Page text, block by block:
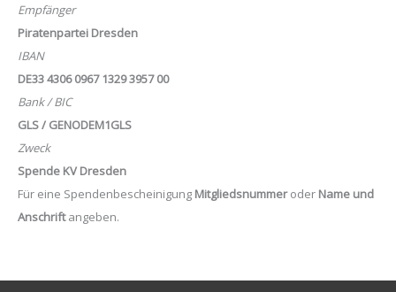
Empfänger
Piratenpartei Dresden
IBAN
DE33 4306 0967 1329 3957 00
Bank / BIC
GLS / GENODEM1GLS
Zweck
Spende KV Dresden
Für eine Spendenbescheinigung Mitgliedsnummeroder Name und
Anschriftangeben.